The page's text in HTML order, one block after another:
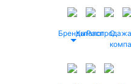
БрендыКаталог
Распродажа
О